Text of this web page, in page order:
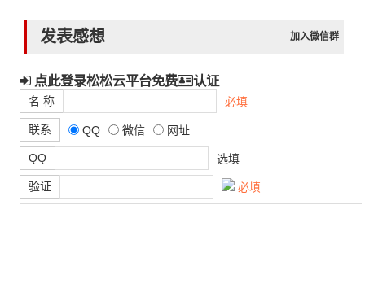
发表感想 加入微信群
点此登录松松云平台免费 认证
名 称 必填
联系 QQ 微信 网址
QQ 选填
验证 必填